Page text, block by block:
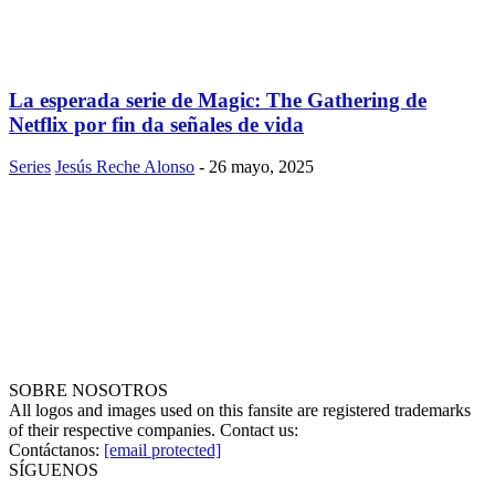
La esperada serie de Magic: The Gathering de
Netflix por fin da señales de vida
Series Jesús Reche Alonso - 26 mayo, 2025
SOBRE NOSOTROS
All logos and images used on this fansite are registered trademarks
of their respective companies. Contact us:
Contáctanos: [email protected]
SÍGUENOS